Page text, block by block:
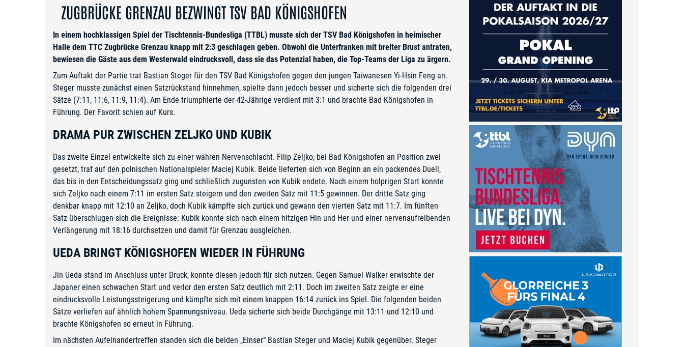
ZUGBRÜCKE GRENZAU BEZWINGT TSV BAD KÖNIGSHOFEN
In einem hochklassigen Spiel der Tischtennis-Bundesliga (TTBL) musste sich der TSV Bad Königshofen in heimischer
Halle dem TTC Zugbrücke Grenzau knapp mit 2:3 geschlagen geben. Obwohl die Unterfranken mit breiter Brust antraten,
bewiesen die Gäste aus dem Westerwald eindrucksvoll, dass sie das Potenzial haben, die Top-Teams der Liga zu ärgern.
Zum Auftakt der Partie trat Bastian Steger für den TSV Bad Königshofen gegen den jungen Taiwanesen Yi-Hsin Feng an.
Steger musste zunächst einen Satzrückstand hinnehmen, spielte dann jedoch besser und sicherte sich die folgenden drei
Sätze (7:11, 11:6, 11:9, 11:4). Am Ende triumphierte der 42-Jährige verdient mit 3:1 und brachte Bad Königshofen in
Führung. Der Favorit schien auf Kurs.
DRAMA PUR ZWISCHEN ZELJKO UND KUBIK
Das zweite Einzel entwickelte sich zu einer wahren Nervenschlacht. Filip Zeljko, bei Bad Königshofen an Position zwei
gesetzt, traf auf den polnischen Nationalspieler Maciej Kubik. Beide lieferten sich von Beginn an ein packendes Duell,
das bis in den Entscheidungssatz ging und schließlich zugunsten von Kubik endete. Nach einem holprigen Start konnte
sich Zeljko nach einem 7:11 im ersten Satz steigern und den zweiten Satz mit 11:5 gewinnen. Der dritte Satz ging
denkbar knapp mit 12:10 an Zeljko, doch Kubik kämpfte sich zurück und gewann den vierten Satz mit 11:7. Im fünften
Satz überschlugen sich die Ereignisse: Kubik konnte sich nach einem hitzigen Hin und Her und einer nervenaufreibenden
Verlängerung mit 18:16 durchsetzen und damit für Grenzau ausgleichen.
UEDA BRINGT KÖNIGSHOFEN WIEDER IN FÜHRUNG
Jin Ueda stand im Anschluss unter Druck, konnte diesen jedoch für sich nutzen. Gegen Samuel Walker erwischte der
Japaner einen schwachen Start und verlor den ersten Satz deutlich mit 2:11. Doch im zweiten Satz zeigte er eine
eindrucksvolle Leistungssteigerung und kämpfte sich mit einem knappen 16:14 zurück ins Spiel. Die folgenden beiden
Sätze verliefen auf ähnlich hohem Spannungsniveau. Ueda sicherte sich beide Durchgänge mit 13:11 und 12:10 und
brachte Königshofen so erneut in Führung.
Im nächsten Aufeinandertreffen standen sich die beiden „Einser“ Bastian Steger und Maciej Kubik gegenüber. Steger